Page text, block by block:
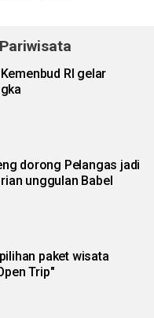
RI gelar
dorong Pelangas jadi
unggulan Babel
paket wisata
Trip"